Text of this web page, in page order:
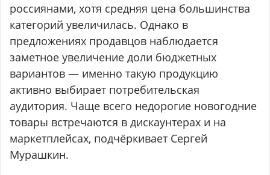
россиянами, хотя средняя цена большинства
категорий увеличилась. Однако в
предложениях продавцов наблюдается
заметное увеличение доли бюджетных
вариантов — именно такую продукцию
активно выбирает потребительская
аудитория. Чаще всего недорогие новогодние
товары встречаются в дискаунтерах и на
маркетплейсах, подчёркивает Сергей
Мурашкин.